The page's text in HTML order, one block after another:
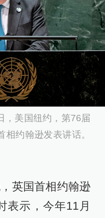
，美国纽约，第76届
约翰逊发表讲话。
英国首相约翰逊
表示，今年11月